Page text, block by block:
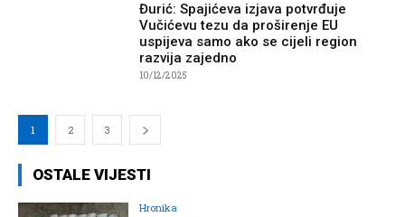
Đurić: Spajićeva izjava potvrđuje
Vučićevu tezu da proširenje EU
uspijeva samo ako se cijeli region
razvija zajedno
10/12/2025
1 2 3
OSTALE VIJESTI
Hronika